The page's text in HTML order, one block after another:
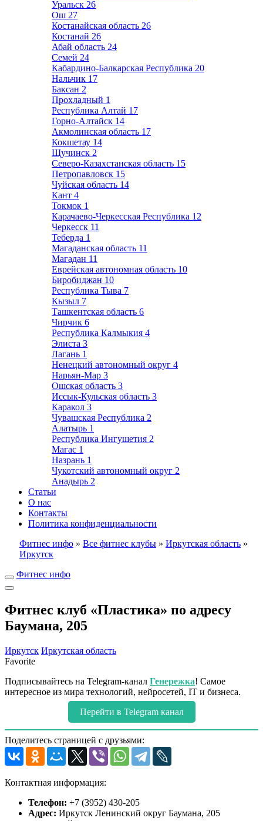
Уральск 26
Ош 27
Костанайская область 26
Костанай 26
Абай область 24
Семей 24
Кабардино-Балкарская Республика 20
Нальчик 17
Баксан 2
Прохладный 1
Республика Алтай 17
Горно-Алтайск 14
Акмолинская область 17
Кокшетау 14
Щучинск 2
Северо-Казахстанская область 15
Петропавловск 15
Чуйская область 14
Кант 4
Токмок 1
Карачаево-Черкесская Республика 12
Черкесск 11
Теберда 1
Магаданская область 11
Магадан 11
Еврейская автономная область 10
Биробиджан 10
Республика Тыва 7
Кызыл 7
Ташкентская область 6
Чирчик 6
Республика Калмыкия 4
Элиста 3
Лагань 1
Ненецкий автономный округ 4
Нарьян-Мар 3
Ошская область 3
Иссык-Кульская область 3
Каракол 3
Чувашская Республика 2
Алатырь 1
Республика Ингушетия 2
Магас 1
Назрань 1
Чукотский автономный округ 2
Анадырь 2
Статьи
О нас
Контакты
Политика конфиденциальности
Фитнес инфо » Все фитнес клубы » Иркутская область »
Иркутск
Фитнес инфо
Фитнес клуб «Пластика» по адресу
Баумана, 205
Иркутск Иркутская область
Favorite
Подписывайтесь на Telegram-канал Генережка! Самое
интересное из мира технологий, нейросетей, IT и бизнеса.
Перейти в Telegram канал
Поделитесь страницей с друзьями:
Контактная информация:
Телефон: +7 (3952) 430-205
Адрес: Иркутск Ленинский округ Баумана, 205